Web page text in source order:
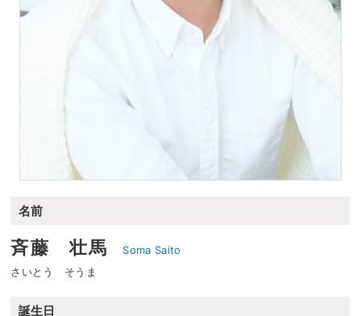
名前
斉藤 壮馬
Soma Saito
さいとう そうま
誕生日